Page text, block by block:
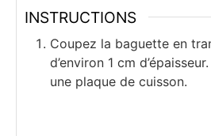
INSTRUCTIONS
Coupez la baguette en
d’environ 1 cm
une plaque de cuisson.